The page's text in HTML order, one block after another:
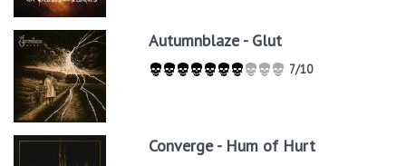
Autumnblaze - Glut
7/10
Converge - Hum of Hurt